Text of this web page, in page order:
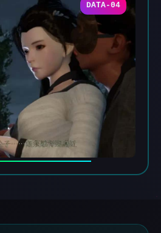
DATA-04